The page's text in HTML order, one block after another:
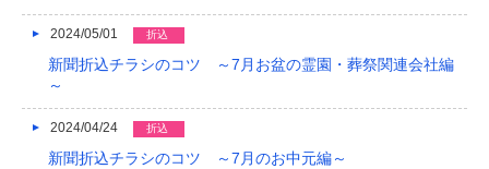
2024/05/01 折込
新聞折込チラシのコツ ～7月お盆の霊園・葬祭関連会社編
～
2024/04/24 折込
新聞折込チラシのコツ ～7月のお中元編～